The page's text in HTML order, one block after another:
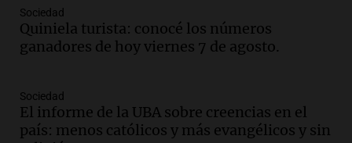
Audio.
Río Gallegos reporta frío extremo
y llega avión para escuelas de la décima
brigada aérea
Episodios
Audio. La justicia reconoce al COVID
como enfermedad laboral tras la muerte
Sociedad
Quiniela turista: conocé los números
ganadores de hoy viernes 7 de agosto.
Sociedad
El informe de la UBA sobre creencias en el
país: menos católicos y más evangélicos y sin